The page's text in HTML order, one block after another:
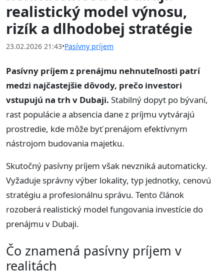
realistický model výnosu,
rizík a dlhodobej stratégie
23.02.2026 21:43•Pasívny príjem
Pasívny príjem z prenájmu nehnuteľnosti patrí
medzi najčastejšie dôvody, prečo investori
vstupujú na trh v Dubaji. Stabilný dopyt po bývaní,
rast populácie a absencia dane z príjmu vytvárajú
prostredie, kde môže byť prenájom efektívnym
nástrojom budovania majetku.
Skutočný pasívny príjem však nevzniká automaticky.
Vyžaduje správny výber lokality, typ jednotky, cenovú
stratégiu a profesionálnu správu. Tento článok
rozoberá realistický model fungovania investície do
prenájmu v Dubaji.
Čo znamená pasívny príjem v
realitách